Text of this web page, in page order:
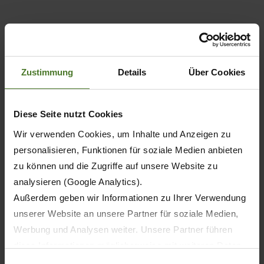
Zustimmung Details Über Cookies
Diese Seite nutzt Cookies
Wir verwenden Cookies, um Inhalte und Anzeigen zu
personalisieren, Funktionen für soziale Medien anbieten
zu können und die Zugriffe auf unsere Website zu
analysieren (Google Analytics).
Außerdem geben wir Informationen zu Ihrer Verwendung
unserer Website an unsere Partner für soziale Medien,
Werbung und Analysen weiter. Unsere Partner führen
Tažené diskové žací stroje
EasyCut TS/TC